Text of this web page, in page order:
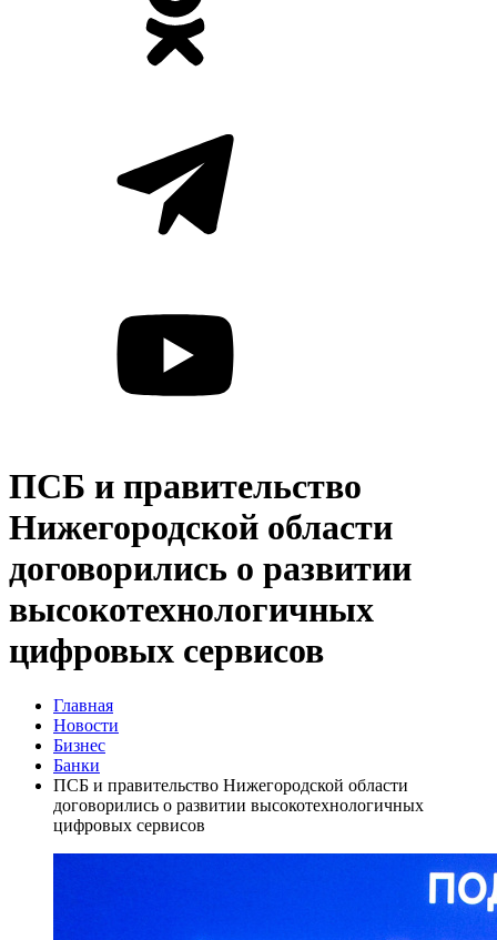
ПСБ и правительство
Нижегородской области
договорились о развитии
высокотехнологичных
цифровых сервисов
Главная
Новости
Бизнес
Банки
ПСБ и правительство Нижегородской области
договорились о развитии высокотехнологичных
цифровых сервисов